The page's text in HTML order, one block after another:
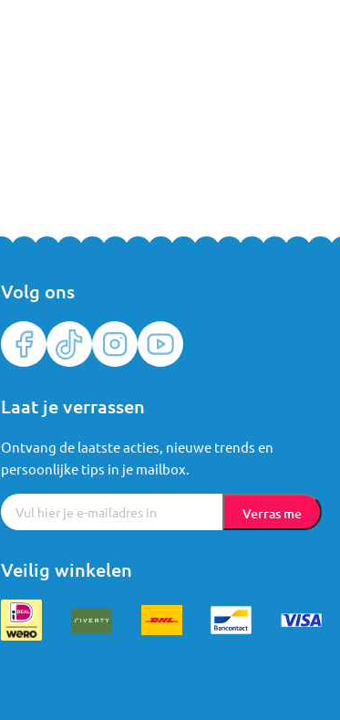
Volg ons
Veilig winkelen
Laat je verrassen
Ontvang de laatste acties, nieuwe trends en
persoonlijke tips in je mailbox.
Verras me